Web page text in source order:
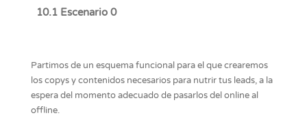
10.1 Escenario 0
Partimos de un esquema funcional para el que crearemos
los copys y contenidos necesarios para nutrir tus leads, a la
espera del momento adecuado de pasarlos del online al
offline.